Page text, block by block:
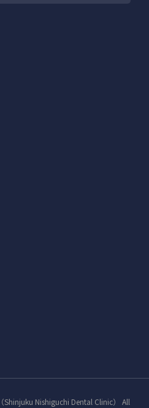
Nishiguchi Dental Clinic） All